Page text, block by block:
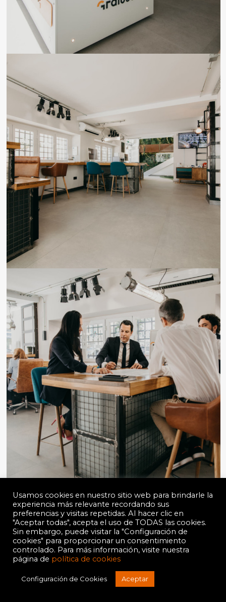
Usamos cookies en nuestro sitio web para brindarle la
experiencia más relevante recordando sus
preferencias y visitas repetidas. Al hacer clic en
"Aceptar todas", acepta el uso de TODAS las cookies.
Sin embargo, puede visitar la "Configuración de
cookies" para proporcionar un consentimiento
controlado. Para más información, visite nuestra
página de política de cookies
Configuración de Cookies Aceptar